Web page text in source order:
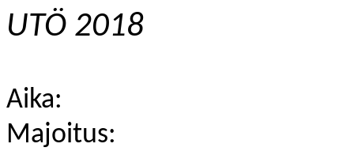
UTÖ 2018
Aika:
Majoitus: